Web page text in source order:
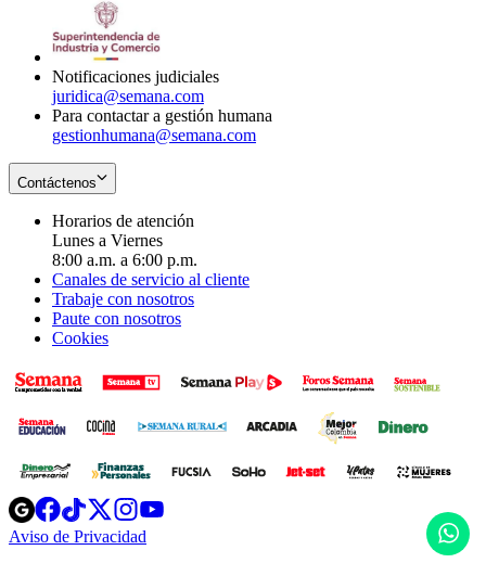
Notificaciones judiciales
juridica@semana.com
Para contactar a gestión humana
gestionhumana@semana.com
Contáctenos
Horarios de atención
Lunes a Viernes
8:00 a.m. a 6:00 p.m.
Canales de servicio al cliente
Trabaje con nosotros
Paute con nosotros
Cookies
Opens
in
new
Opens
in
new
Opens
in
new
Opens
new
Aviso de Privacidad